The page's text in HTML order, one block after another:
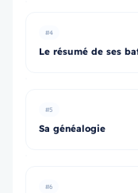
#4
#5
Sa généalogie
#6